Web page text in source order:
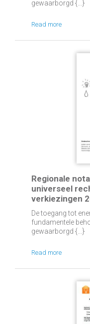
gewaarborgd {...}
Read more
Regionale
universeel
verkiezingen
De toegang tot
fundamentele
gewaarborgd {...}
Read more